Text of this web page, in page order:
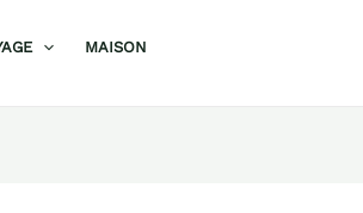
MAISON